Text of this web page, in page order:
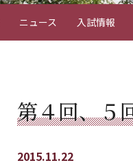
ニュース 入試情報
第４回、５
2015.11.22